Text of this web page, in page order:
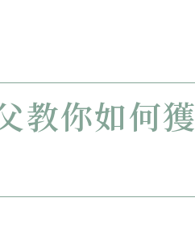
教你如何獲